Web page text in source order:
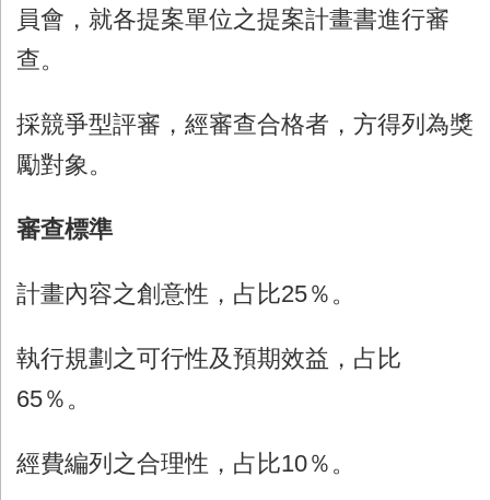
員會，就各提案單位之提案計畫書進行審
查。
採競爭型評審，經審查合格者，方得列為獎
勵對象。
審查標準
計畫內容之創意性，占比25％。
執行規劃之可行性及預期效益，占比
65％。
經費編列之合理性，占比10％。